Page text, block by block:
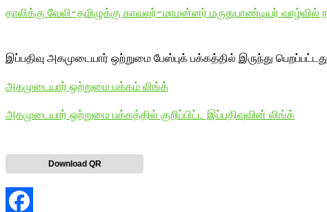
தாலிக்கு வேலி-தமிழுக்கு காவலர்-மாமன்னர் மருதுபாண்டியர்
இப்பதிவு அகமுடையார் ஒற்றுமை பேஸ்புக் பக்கத்தில் இருந்து
அகமுடையார் ஒற்றுமை பக்கம் லிங்க்
அகமுடையார் ஒற்றுமை பக்கத்தில் குறிப்பிட்ட இப்பதிவுவின் லிங்க்
Download QR